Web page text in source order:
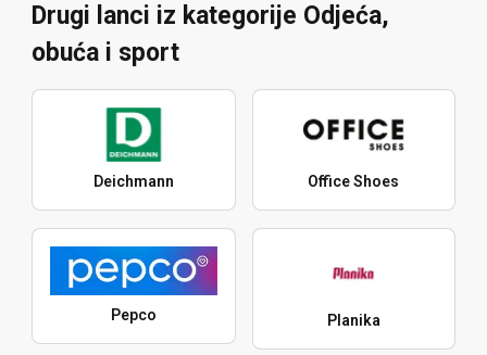
Drugi lanci iz kategorije Odjeća,
obuća i sport
Deichmann Office Shoes
Pepco Planika